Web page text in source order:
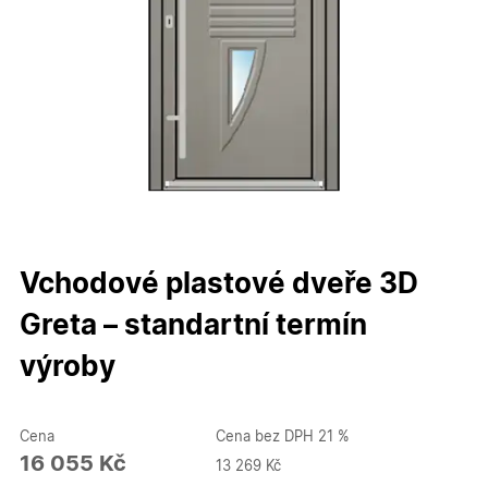
Vchodové plastové dveře 3D
Greta – standartní termín
výroby
Cena
16 055 Kč
Cena bez DPH 21 %
13 269 Kč